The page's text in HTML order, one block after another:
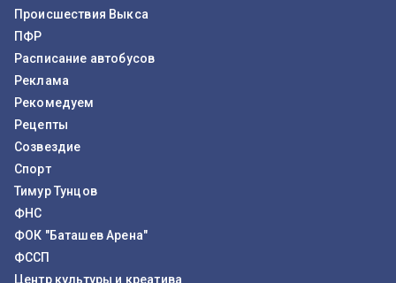
Происшествия Выкса
ПФР
Расписание автобусов
Реклама
Рекомедуем
Рецепты
Созвездие
Спорт
Тимур Тунцов
ФНС
ФОК "Баташев Арена"
ФССП
Центр культуры и креатива